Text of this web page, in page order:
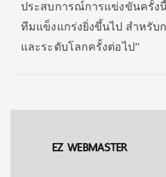
ประสบการณ์การแข่งขันครั้ง
ทีมแข็งแกร่งยิ่งขึ้นไป สำหรับ
และระดับโลกครั้งต่อไป”
EZ WEBMASTER